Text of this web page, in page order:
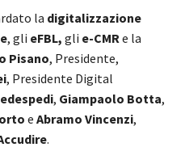
la digitalizzazione
, gli eFBL, gli e-CMR e la
Pisano, Presidente,
, Presidente Digital
, Giampaolo Botta,
e Abramo Vincenzi,
.